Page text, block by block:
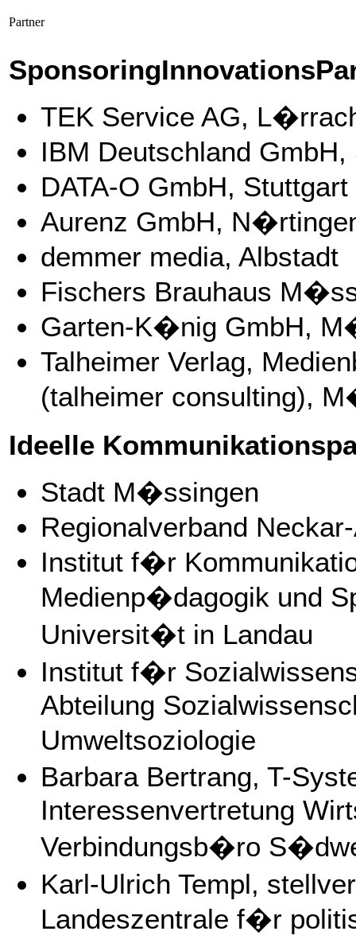
Partner
TEK Service AG,
IBM Deutschland GmbH,
DATA-O GmbH, Stuttgart
Aurenz GmbH,
demmer media, Albstadt
Fischers Brauhaus
Garten-K�nig GmbH,
Talheimer Verlag,
(talheimer consulting),
Ideelle
Stadt M�ssingen
Regionalverband
Institut f�r
Medienp�dagogik und
Universit�t in Landau
Institut f�r
Abteilung
Umweltsoziologie
Barbara Bertrang, T-
Interessenvertretung
Verbindungsb�ro
Karl-Ulrich Templ,
Landeszentrale f�r